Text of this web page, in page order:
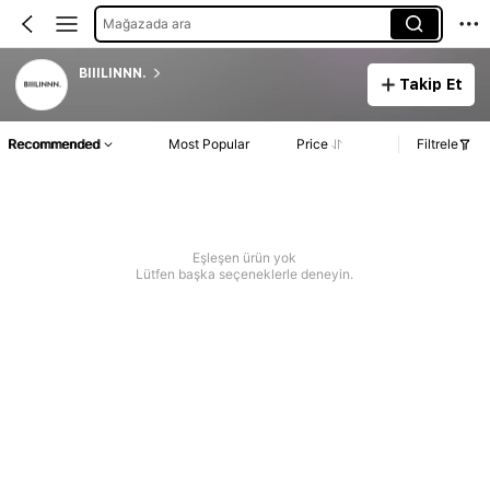
Mağazada ara
BIIILINNN.
Takip Et
Recommended Most Popular Price Filtrele
Eşleşen ürün yok
Lütfen başka seçeneklerle deneyin.